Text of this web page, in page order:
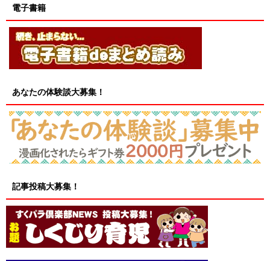
電子書籍
あなたの体験談大募集！
記事投稿大募集！